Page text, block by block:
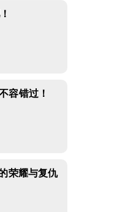
容错过！
荣耀与复仇